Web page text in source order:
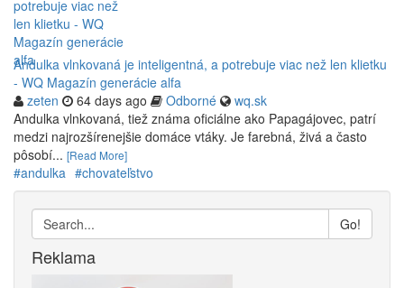
Andulka vlnkovaná je inteligentná, a potrebuje viac než len klietku
- WQ Magazín generácie alfa
zeten
64 days ago Odborné
wq.sk
Andulka vlnkovaná, tiež známa oficiálne ako Papagájovec, patrí
medzi najrozšírenejšie domáce vtáky. Je farebná, živá a často
pôsobí... [Read More]
#andulka #chovateľstvo
Go!
Reklama